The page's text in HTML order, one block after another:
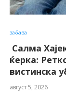
забава
Салма
ќерка:
вистинска
август 5, 2026